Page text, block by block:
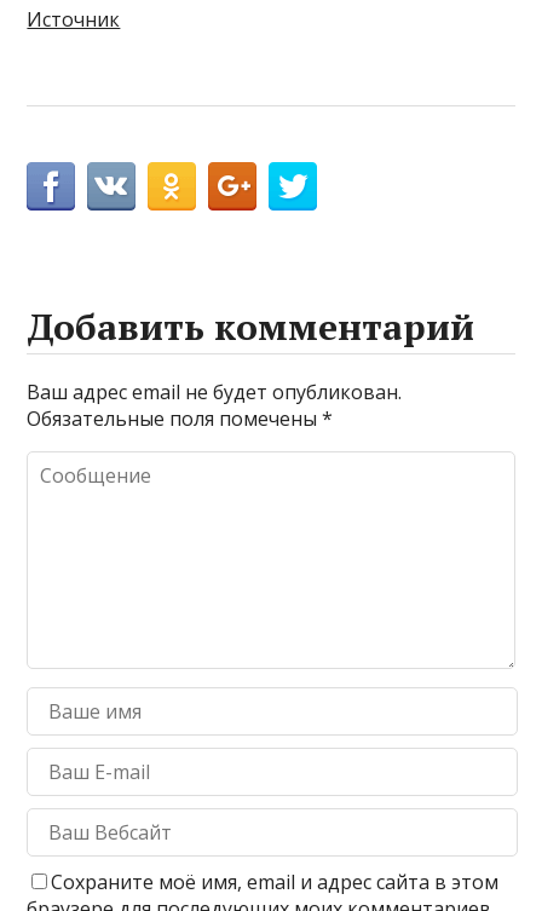
Источник
Добавить комментарий
Ваш адрес email не будет опубликован.
Обязательные поля помечены*
Сохраните моё имя, email и адрес сайта в этом